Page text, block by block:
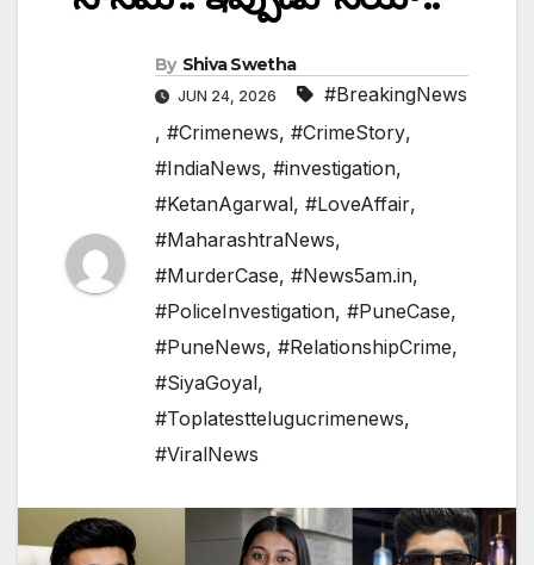
By Shiva Swetha
JUN 24, 2026
#BreakingNews
, #Crimenews, #CrimeStory,
#IndiaNews, #investigation,
#KetanAgarwal, #LoveAffair,
#MaharashtraNews,
#MurderCase, #News5am.in,
#PoliceInvestigation, #PuneCase,
#PuneNews, #RelationshipCrime,
#SiyaGoyal,
#Toplatesttelugucrimenews,
#ViralNews